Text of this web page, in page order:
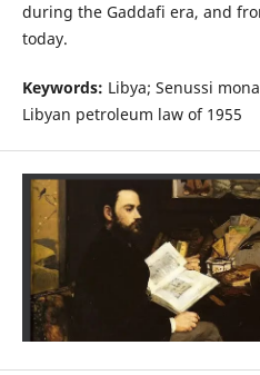
during the Gaddafi era, and
today.
Keywords: Libya; Senussi
Libyan petroleum law of 1955